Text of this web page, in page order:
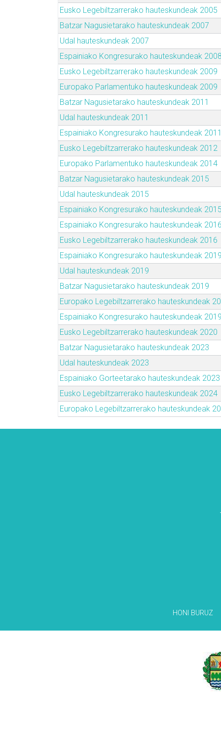
Eusko Legebiltzarrerako hauteskundeak 2005
Batzar Nagusietarako hauteskundeak 2007
Udal hauteskundeak 2007
Espainiako Kongresurako hauteskundeak 2008
Eusko Legebiltzarrerako hauteskundeak 2009
Europako Parlamentuko hauteskundeak 2009
Batzar Nagusietarako hauteskundeak 2011
Udal hauteskundeak 2011
Espainiako Kongresurako hauteskundeak 2011
Eusko Legebiltzarrerako hauteskundeak 2012
Europako Parlamentuko hauteskundeak 2014
Batzar Nagusietarako hauteskundeak 2015
Udal hauteskundeak 2015
Espainiako Kongresurako hauteskundeak 2015
Espainiako Kongresurako hauteskundeak 2016
Eusko Legebiltzarrerako hauteskundeak 2016
Espainiako Kongresurako hauteskundeak 2019
Udal hauteskundeak 2019
Batzar Nagusietarako hauteskundeak 2019
Europako Legebiltzarrerako hauteskundeak
Espainiako Kongresurako hauteskundeak 2019
Eusko Legebiltzarrerako hauteskundeak 2020
Batzar Nagusietarako hauteskundeak 2023
Udal hauteskundeak 2023
Espainiako Gorteetarako hauteskundeak 2023
Eusko Legebiltzarrerako hauteskundeak 2024
Europako Legebiltzarrerako hauteskundeak
HONI BURUZ